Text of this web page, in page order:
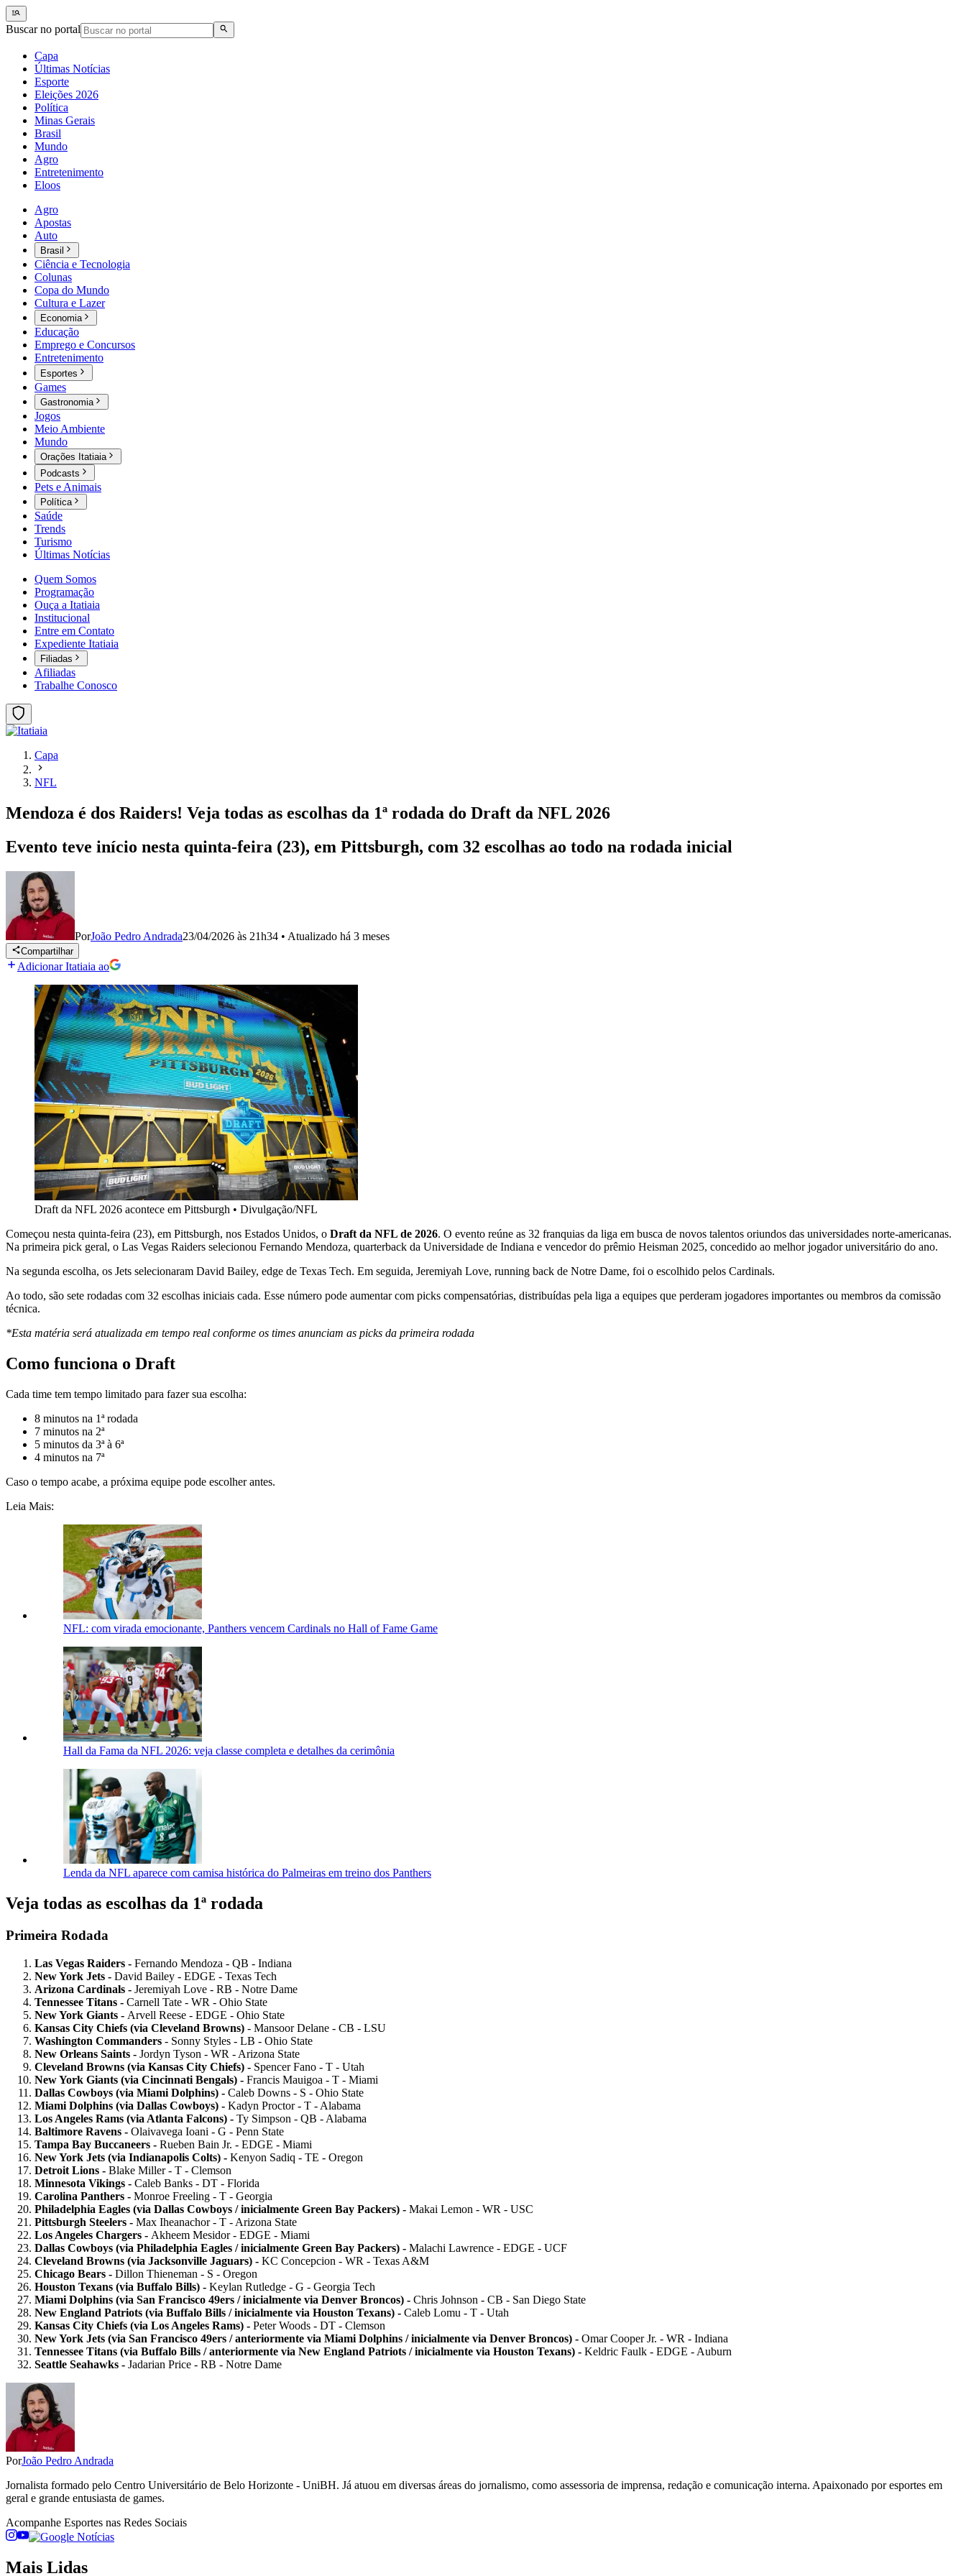
Buscar no portal
Capa
Últimas Notícias
Esporte
Eleições 2026
Política
Minas Gerais
Brasil
Mundo
Agro
Entretenimento
Eloos
Agro
Apostas
Auto
Brasil
Ciência e Tecnologia
Colunas
Copa do Mundo
Cultura e Lazer
Economia
Educação
Emprego e Concursos
Entretenimento
Esportes
Games
Gastronomia
Jogos
Meio Ambiente
Mundo
Orações Itatiaia
Podcasts
Pets e Animais
Política
Saúde
Trends
Turismo
Últimas Notícias
Quem Somos
Programação
Ouça a Itatiaia
Institucional
Entre em Contato
Expediente Itatiaia
Filiadas
Afiliadas
Trabalhe Conosco
Capa
NFL
Mendoza é dos Raiders! Veja todas as escolhas da 1ª rodada do Draft da NFL 2026
Evento teve início nesta quinta-feira (23), em Pittsburgh, com 32 escolhas ao todo na rodada inicial
PorJoão Pedro Andrada23/04/2026 às 21h34 • Atualizado há 3 meses
Compartilhar
Adicionar Itatiaia ao
Draft da NFL 2026 acontece em Pittsburgh • Divulgação/NFL
Começou nesta quinta-feira (23), em Pittsburgh, nos Estados Unidos, o Draft da NFL de 2026. O evento reúne as 32 franquias da liga em busca de novos talentos oriundos das universidades norte-americanas.
Na primeira pick geral, o Las Vegas Raiders selecionou Fernando Mendoza, quarterback da Universidade de Indiana e vencedor do prêmio Heisman 2025, concedido ao melhor jogador universitário do ano.
Na segunda escolha, os Jets selecionaram David Bailey, edge de Texas Tech. Em seguida, Jeremiyah Love, running back de Notre Dame, foi o escolhido pelos Cardinals.
Ao todo, são sete rodadas com 32 escolhas iniciais cada. Esse número pode aumentar com picks compensatórias, distribuídas pela liga a equipes que perderam jogadores importantes ou membros da comissão
técnica.
*Esta matéria será atualizada em tempo real conforme os times anunciam as picks da primeira rodada
Como funciona o Draft
Cada time tem tempo limitado para fazer sua escolha:
8 minutos na 1ª rodada
7 minutos na 2ª
5 minutos da 3ª à 6ª
4 minutos na 7ª
Caso o tempo acabe, a próxima equipe pode escolher antes.
Leia Mais:
NFL: com virada emocionante, Panthers vencem Cardinals no Hall of Fame Game
Hall da Fama da NFL 2026: veja classe completa e detalhes da cerimônia
Lenda da NFL aparece com camisa histórica do Palmeiras em treino dos Panthers
Veja todas as escolhas da 1ª rodada
Primeira Rodada
Las Vegas Raiders - Fernando Mendoza - QB - Indiana
New York Jets - David Bailey - EDGE - Texas Tech
Arizona Cardinals - Jeremiyah Love - RB - Notre Dame
Tennessee Titans - Carnell Tate - WR - Ohio State
New York Giants - Arvell Reese - EDGE - Ohio State
Kansas City Chiefs (via Cleveland Browns) - Mansoor Delane - CB - LSU
Washington Commanders - Sonny Styles - LB - Ohio State
New Orleans Saints - Jordyn Tyson - WR - Arizona State
Cleveland Browns (via Kansas City Chiefs) - Spencer Fano - T - Utah
New York Giants (via Cincinnati Bengals) - Francis Mauigoa - T - Miami
Dallas Cowboys (via Miami Dolphins) - Caleb Downs - S - Ohio State
Miami Dolphins (via Dallas Cowboys) - Kadyn Proctor - T - Alabama
Los Angeles Rams (via Atlanta Falcons) - Ty Simpson - QB - Alabama
Baltimore Ravens - Olaivavega Ioani - G - Penn State
Tampa Bay Buccaneers - Rueben Bain Jr. - EDGE - Miami
New York Jets (via Indianapolis Colts) - Kenyon Sadiq - TE - Oregon
Detroit Lions - Blake Miller - T - Clemson
Minnesota Vikings - Caleb Banks - DT - Florida
Carolina Panthers - Monroe Freeling - T - Georgia
Philadelphia Eagles (via Dallas Cowboys / inicialmente Green Bay Packers) - Makai Lemon - WR - USC
Pittsburgh Steelers - Max Iheanachor - T - Arizona State
Los Angeles Chargers - Akheem Mesidor - EDGE - Miami
Dallas Cowboys (via Philadelphia Eagles / inicialmente Green Bay Packers) - Malachi Lawrence - EDGE - UCF
Cleveland Browns (via Jacksonville Jaguars) - KC Concepcion - WR - Texas A&M
Chicago Bears - Dillon Thieneman - S - Oregon
Houston Texans (via Buffalo Bills) - Keylan Rutledge - G - Georgia Tech
Miami Dolphins (via San Francisco 49ers / inicialmente via Denver Broncos) - Chris Johnson - CB - San Diego State
New England Patriots (via Buffalo Bills / inicialmente via Houston Texans) - Caleb Lomu - T - Utah
Kansas City Chiefs (via Los Angeles Rams) - Peter Woods - DT - Clemson
New York Jets (via San Francisco 49ers / anteriormente via Miami Dolphins / inicialmente via Denver Broncos) - Omar Cooper Jr. - WR - Indiana
Tennessee Titans (via Buffalo Bills / anteriormente via New England Patriots / inicialmente via Houston Texans) - Keldric Faulk - EDGE - Auburn
Seattle Seahawks - Jadarian Price - RB - Notre Dame
PorJoão Pedro Andrada
Jornalista formado pelo Centro Universitário de Belo Horizonte - UniBH. Já atuou em diversas áreas do jornalismo, como assessoria de imprensa, redação e comunicação interna. Apaixonado por esportes em
geral e grande entusiasta de games.
Acompanhe Esportes nas Redes Sociais
Mais Lidas